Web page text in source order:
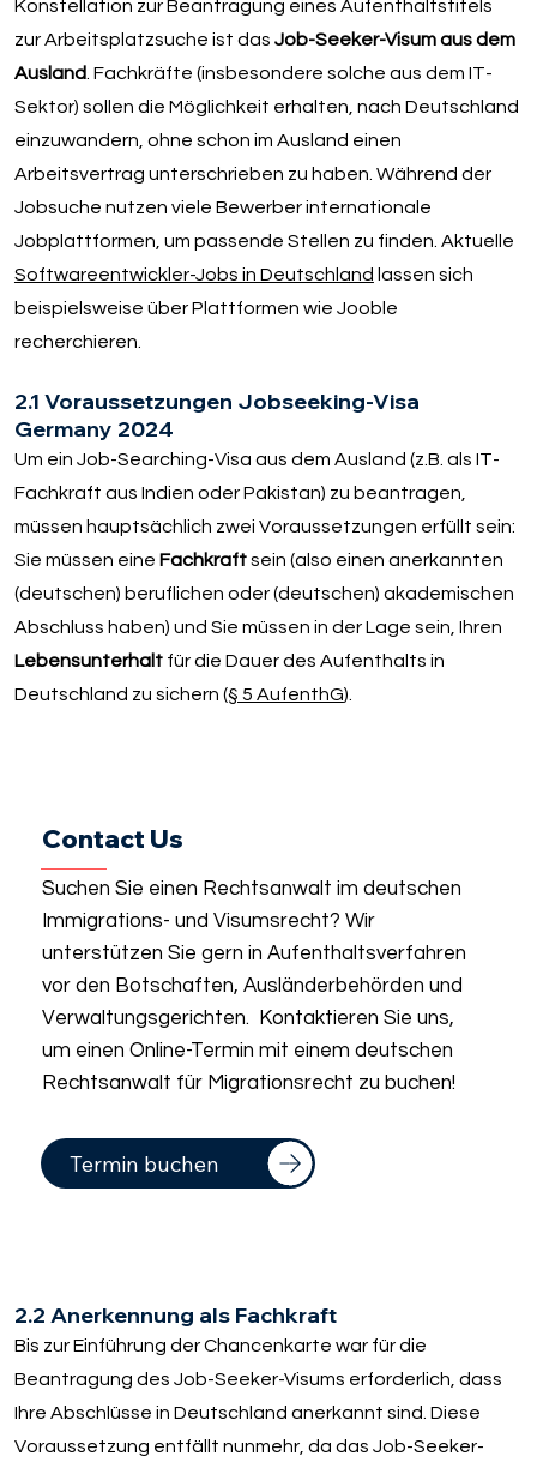
Konstellation zur Beantragung eines Aufenthaltstitels
zur Arbeitsplatzsuche ist das Job-Seeker-Visum aus dem
Ausland . Fachkräfte (insbesondere solche aus dem IT-
Sektor) sollen die Möglichkeit erhalten, nach Deutschland
einzuwandern, ohne schon im Ausland einen
Arbeitsvertrag unterschrieben zu haben. Während der
Jobsuche nutzen viele Bewerber internationale
Jobplattformen, um passende Stellen zu finden. Aktuelle
Softwareentwickler-Jobs in Deutschland lassen sich
beispielsweise über Plattformen wie Jooble
recherchieren.
2.1 Voraussetzungen Jobseeking-Visa
Germany 2024
Um ein Job-Searching-Visa aus dem Ausland (z.B. als IT-
Fachkraft aus Indien oder Pakistan) zu beantragen,
müssen hauptsächlich zwei Voraussetzungen erfüllt sein:
Sie müssen eine Fachkraftsein (also einen anerkannten
(deutschen) beruflichen oder (deutschen) akademischen
Abschluss haben) und Sie müssen in der Lage sein, Ihren
Lebensunterhaltfür die Dauer des Aufenthalts in
Deutschland zu sichern (§ 5 AufenthG).
2.2 Anerkennung als Fachkraft
Bis zur Einführung der Chancenkarte war für die
Beantragung des Job-Seeker-Visums erforderlich, dass
Ihre Abschlüsse in Deutschland anerkannt sind. Diese
Voraussetzung entfällt nunmehr, da das Job-Seeker-
Contact Us
Suchen Sie einen Rechtsanwalt im deutschen
Immigrations- und Visumsrecht? Wir
unterstützen Sie gern in Aufenthaltsverfahren
vor den Botschaften, Ausländerbehörden und
Verwaltungsgerichten. Kontaktieren Sie uns,
um einen Online-Termin mit einem deutschen
Rechtsanwalt für Migrationsrecht zu buchen!
Termin buchen